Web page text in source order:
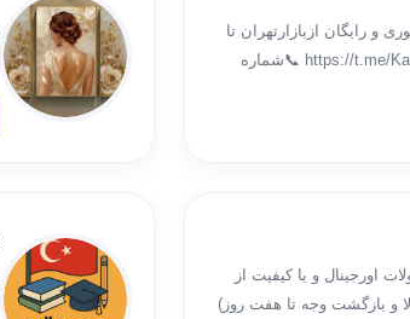
و رایگان ازبازارتهران تا
درب منزل 🛒چنلِ رضایتِ لاله شاپ : https://t.me/KanalVarizLalleShop 📞شماره
اورجینال و با کیفیت از
و بازگشت وجه تا هفت روز)